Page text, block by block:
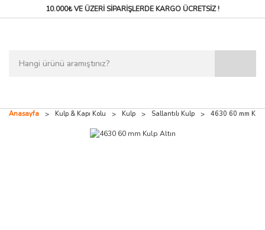
10.000₺ VE ÜZERİ SİPARİŞLERDEKARGO ÜCRETSİZ !
Anasayfa Kulp & Kapı Kolu Kulp Sallantılı Kulp 4630 60 mm